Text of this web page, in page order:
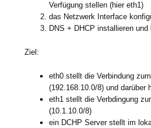
Verfügung stellen (hier eth1)
das Netzwerk Interface
DNS + DHCP installieren und
Ziel:
eth0 stellt die Verbindung
(192.168.10.0/8) und darüber
eth1 stellt die Verbdingung
(10.1.10.0/8)
ein DCHP Server stellt im